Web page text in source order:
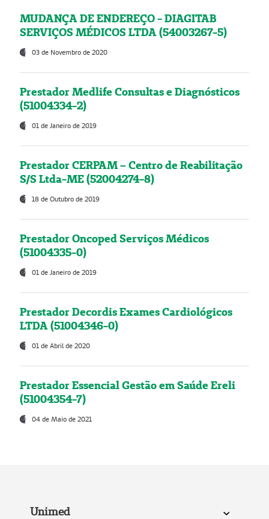
MUDANÇA DE ENDEREÇO - DIAGITAB
SERVIÇOS MÉDICOS LTDA (54003267-5)
03 de Novembro de 2020
Prestador Medlife Consultas e Diagnósticos
(51004334-2)
01 de Janeiro de 2019
Prestador CERPAM – Centro de Reabilitação
S/S Ltda-ME (52004274-8)
18 de Outubro de 2019
Prestador Oncoped Serviços Médicos
(51004335-0)
01 de Janeiro de 2019
Prestador Decordis Exames Cardiológicos
LTDA (51004346-0)
01 de Abril de 2020
Prestador Essencial Gestão em Saúde Ereli
(51004354-7)
04 de Maio de 2021
Unimed